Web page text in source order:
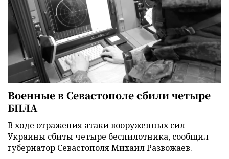
Военные в Севастополе сбили четыре
БПЛА
В ходе отражения атаки вооруженных сил
Украины сбиты четыре беспилотника, сообщил
губернатор Севастополя Михаил Развожаев.